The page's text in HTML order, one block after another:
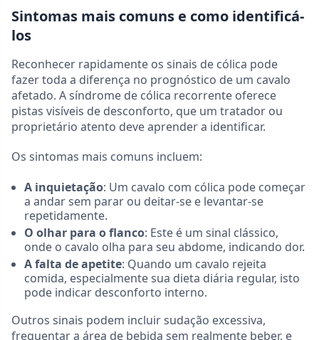
Sintomas mais comuns e como identificá-
los
Reconhecer rapidamente os sinais de cólica pode
fazer toda a diferença no prognóstico de um cavalo
afetado. A síndrome de cólica recorrente oferece
pistas visíveis de desconforto, que um tratador ou
proprietário atento deve aprender a identificar.
Os sintomas mais comuns incluem:
A inquietação: Um cavalo com cólica pode começar
a andar sem parar ou deitar-se e levantar-se
repetidamente.
O olhar para o flanco: Este é um sinal clássico,
onde o cavalo olha para seu abdome, indicando dor.
A falta de apetite: Quando um cavalo rejeita
comida, especialmente sua dieta diária regular, isto
pode indicar desconforto interno.
Outros sinais podem incluir sudação excessiva,
frequentar a área de bebida sem realmente beber, e